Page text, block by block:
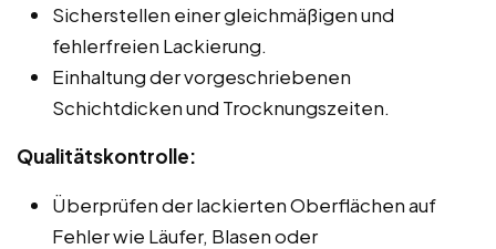
Sicherstellen einer gleichmäßigen und
fehlerfreien Lackierung.
Einhaltung der vorgeschriebenen
Schichtdicken und Trocknungszeiten.
Qualitätskontrolle:
Überprüfen der lackierten Oberflächen auf
Fehler wie Läufer, Blasen oder